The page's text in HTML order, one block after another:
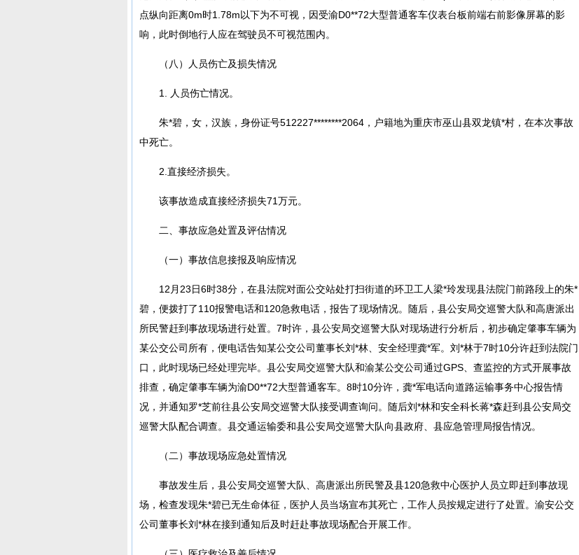
点纵向距离0m时1.78m以下为不可视，因受渝D0**72大型普通客车仪表台板前端右前影像屏幕的影
响，此时倒地行人应在驾驶员不可视范围内。
（八）人员伤亡及损失情况
1. 人员伤亡情况。
朱*碧，女，汉族，身份证号512227********2064，户籍地为重庆市巫山县双龙镇*村，在本次事故
中死亡。
2.直接经济损失。
该事故造成直接经济损失71万元。
二、事故应急处置及评估情况
（一）事故信息接报及响应情况
12月23日6时38分，在县法院对面公交站处打扫街道的环卫工人梁*玲发现县法院门前路段上的朱*
碧，便拨打了110报警电话和120急救电话，报告了现场情况。随后，县公安局交巡警大队和高唐派出
所民警赶到事故现场进行处置。7时许，县公安局交巡警大队对现场进行分析后，初步确定肇事车辆为
某公交公司所有，便电话告知某公交公司董事长刘*林、安全经理龚*军。刘*林于7时10分许赶到法院门
口，此时现场已经处理完毕。县公安局交巡警大队和渝某公交公司通过GPS、查监控的方式开展事故
排查，确定肇事车辆为渝D0**72大型普通客车。8时10分许，龚*军电话向道路运输事务中心报告情
况，并通知罗*芝前往县公安局交巡警大队接受调查询问。随后刘*林和安全科长蒋*森赶到县公安局交
巡警大队配合调查。县交通运输委和县公安局交巡警大队向县政府、县应急管理局报告情况。
（二）事故现场应急处置情况
事故发生后，县公安局交巡警大队、高唐派出所民警及县120急救中心医护人员立即赶到事故现
场，检查发现朱*碧已无生命体征，医护人员当场宣布其死亡，工作人员按规定进行了处置。渝安公交
公司董事长刘*林在接到通知后及时赶赴事故现场配合开展工作。